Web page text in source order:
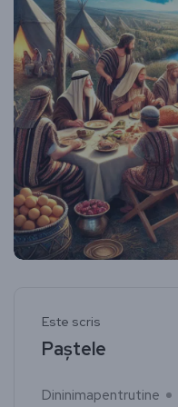
Este scris
Paștele
Dininimapentrutine